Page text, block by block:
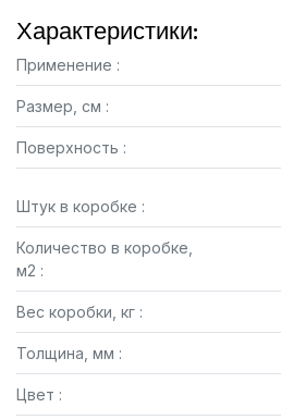
Характеристики:
Применение :
Размер, см :
Поверхность :
Штук в коробке :
Количество в коробке,
м2 :
Вес коробки, кг :
Толщина, мм :
Цвет :